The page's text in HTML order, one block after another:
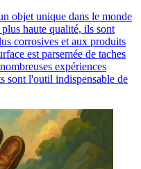
objet unique dans le monde
haute qualité, ils sont
corrosives et aux produits
est parsemée de taches
expériences
sont l'outil indispensable de